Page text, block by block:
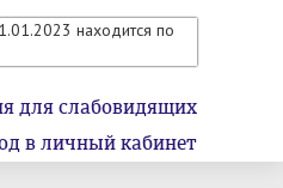
находится по
для слабовидящих
в личный кабинет